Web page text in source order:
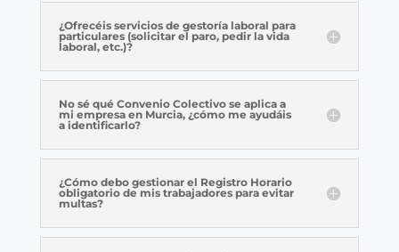
¿Ofrecéis servicios de gestoría laboral para
particulares (solicitar el paro, pedir la vida
laboral, etc.)?
No sé qué Convenio Colectivo se aplica a
mi empresa en Murcia, ¿cómo me ayudáis
a identificarlo?
¿Cómo debo gestionar el Registro Horario
obligatorio de mis trabajadores para evitar
multas?